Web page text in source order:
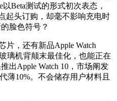
以Beta测试的形式初次表态，
起头订购，却毫不影响充电时
脸色符号？
，还有新品Apple Watch
璃机背颠末最佳化，也能正在
出Apple Watch 10，市场阐发
薄10%。不会储存用户材料且